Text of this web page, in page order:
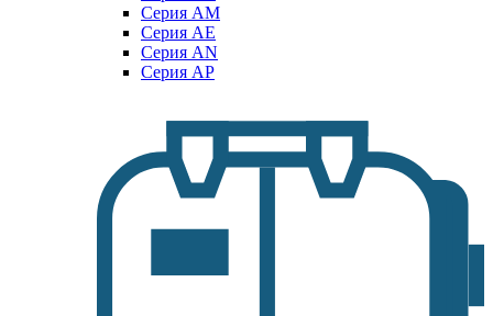
Cерия AM
Серия AE
Серия AN
Серия AP